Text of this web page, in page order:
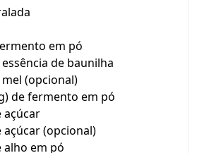
em pó
de baunilha
(opcional)
de fermento em pó
açúcar
açúcar (opcional)
alho em pó